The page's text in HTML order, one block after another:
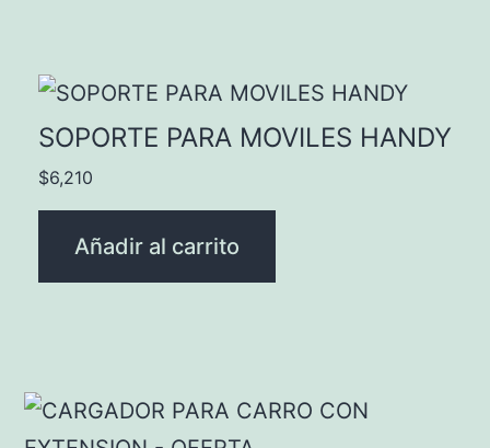
SOPORTE PARA MOVILES HANDY
$6,210
Añadir al carrito